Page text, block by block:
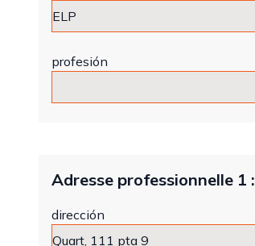
profesión
Adresse professionnelle 1 :
dirección